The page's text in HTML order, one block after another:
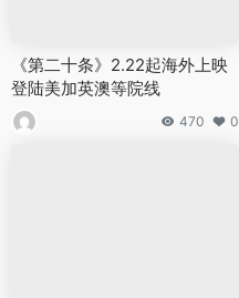
《第二十条》2.22起海外上映
登陆美加英澳等院线
470 0